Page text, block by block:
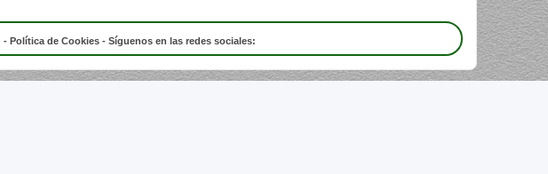
- Política de Cookies - Síguenos en las redes sociales: